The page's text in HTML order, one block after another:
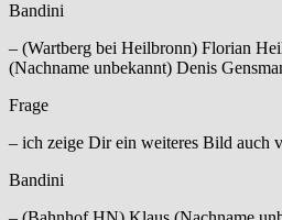
Bandini
– (Wartberg bei Heilbronn) Florian
(Nachname unbekannt) Denis
Frage
– ich zeige Dir ein weiteres Bild auch
Bandini